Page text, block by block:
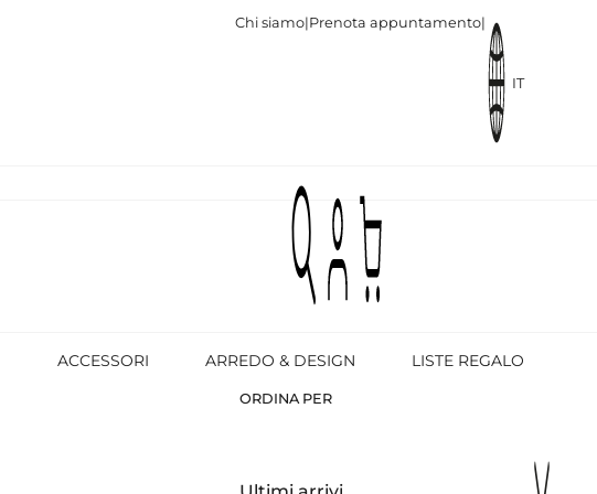
Chi siamo|Prenota appuntamento|
IT
ACCESSORI ARREDO & DESIGN LISTE REGALO
ORDINA PER